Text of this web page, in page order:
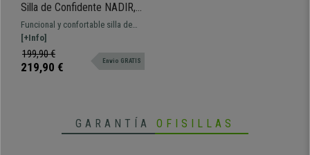
Silla de Confidente NADIR,
Ajustable en Altura, Base
Metálica, en Piel color
Negro
Funcional y confortable silla de
confidente con base metálica y
asiento ajustable en altura.
[+Info]
199,90 €
219,90 € Envio GRATIS
GARANTÍA OFISILLAS